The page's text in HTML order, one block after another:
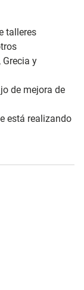
talleres
y
de mejora de
está realizando